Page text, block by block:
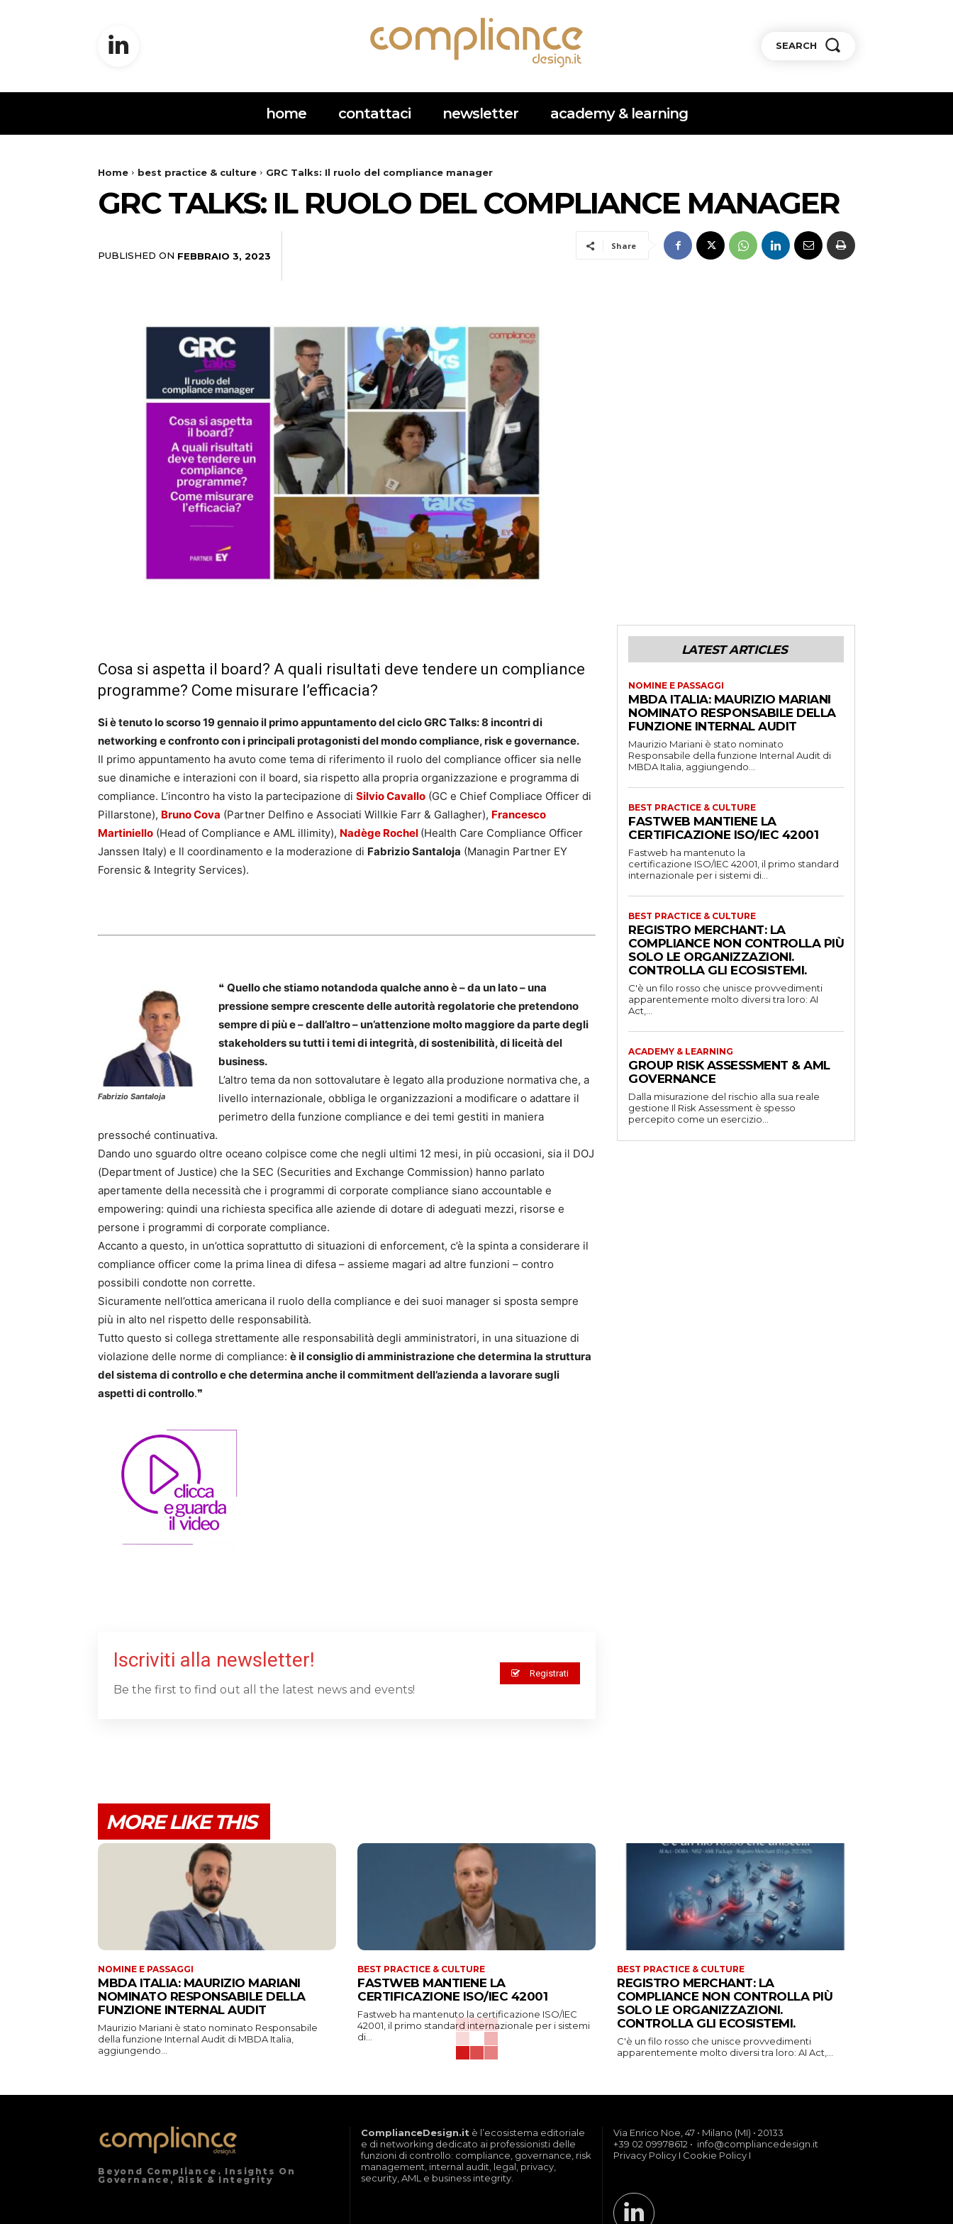
SEARCH
home contattaci newsletter academy & learning
Home best practice & culture GRC Talks: Il ruolo del compliance manager
GRC TALKS: IL RUOLO DEL COMPLIANCE MANAGER
PUBLISHED ON FEBBRAIO 3, 2023
Share
Cosa si aspetta il board? A quali risultati deve tendere un compliance
programme? Come misurare l’efficacia?
Si è tenuto lo scorso 19 gennaio il primo appuntamento del ciclo GRC Talks: 8 incontri di
networking e confronto con i principali protagonisti del mondo compliance, risk e governance.
Il primo appuntamento ha avuto come tema di riferimento il ruolo del compliance officer sia nelle
sue dinamiche e interazioni con il board, sia rispetto alla propria organizzazione e programma di
compliance. L’incontro ha visto la partecipazione di Silvio Cavallo (GC e Chief Compliace Officer di
Pillarstone), Bruno Cova (Partner Delfino e Associati Willkie Farr & Gallagher), Francesco
Martiniello (Head of Compliance e AML illimity), Nadège Rochel (Health Care Compliance Officer
Janssen Italy) e ll coordinamento e la moderazione di Fabrizio Santaloja (Managin Partner EY
Forensic & Integrity Services).
Fabrizio Santaloja
❝ Quello che stiamo notandoda qualche anno è – da un lato – una
pressione sempre crescente delle autorità regolatorie che pretendono
sempre di più e – dall’altro – un’attenzione molto maggiore da parte degli
stakeholders su tutti i temi di integrità, di sostenibilità, di liceità del
business.
L’altro tema da non sottovalutare è legato alla produzione normativa che, a
livello internazionale, obbliga le organizzazioni a modificare o adattare il
perimetro della funzione compliance e dei temi gestiti in maniera
pressoché continuativa.
Dando uno sguardo oltre oceano colpisce come che negli ultimi 12 mesi, in più occasioni, sia il DOJ
(Department of Justice) che la SEC (Securities and Exchange Commission) hanno parlato
apertamente della necessità che i programmi di corporate compliance siano accountable e
empowering: quindi una richiesta specifica alle aziende di dotare di adeguati mezzi, risorse e
persone i programmi di corporate compliance.
Accanto a questo, in un’ottica soprattutto di situazioni di enforcement, c’è la spinta a considerare il
compliance officer come la prima linea di difesa – assieme magari ad altre funzioni – contro
possibili condotte non corrette.
Sicuramente nell’ottica americana il ruolo della compliance e dei suoi manager si sposta sempre
più in alto nel rispetto delle responsabilità.
Tutto questo si collega strettamente alle responsabilità degli amministratori, in una situazione di
violazione delle norme di compliance: è il consiglio di amministrazione che determina la struttura
del sistema di controllo e che determina anche il commitment dell’azienda a lavorare sugli
aspetti di controllo.❞
Iscriviti alla newsletter!
Be the first to find out all the latest news and events!
Registrati
LATEST ARTICLES
NOMINE E PASSAGGI
MBDA ITALIA: MAURIZIO MARIANI
NOMINATO RESPONSABILE DELLA
FUNZIONE INTERNAL AUDIT
Maurizio Mariani è stato nominato
Responsabile della funzione Internal Audit di
MBDA Italia, aggiungendo...
BEST PRACTICE & CULTURE
FASTWEB MANTIENE LA
CERTIFICAZIONE ISO/IEC 42001
Fastweb ha mantenuto la
certificazione ISO/IEC 42001, il primo standard
internazionale per i sistemi di...
BEST PRACTICE & CULTURE
REGISTRO MERCHANT: LA
COMPLIANCE NON CONTROLLA PIÙ
SOLO LE ORGANIZZAZIONI.
CONTROLLA GLI ECOSISTEMI.
C'è un filo rosso che unisce provvedimenti
apparentemente molto diversi tra loro: AI
Act,...
ACADEMY & LEARNING
GROUP RISK ASSESSMENT & AML
GOVERNANCE
Dalla misurazione del rischio alla sua reale
gestione Il Risk Assessment è spesso
percepito come un esercizio...
MORE LIKE THIS
NOMINE E PASSAGGI
MBDA ITALIA: MAURIZIO MARIANI
NOMINATO RESPONSABILE DELLA
FUNZIONE INTERNAL AUDIT
Maurizio Mariani è stato nominato Responsabile
della funzione Internal Audit di MBDA Italia,
aggiungendo...
BEST PRACTICE & CULTURE
FASTWEB MANTIENE LA
CERTIFICAZIONE ISO/IEC 42001
Fastweb ha mantenuto la certificazione ISO/IEC
42001, il primo standard internazionale per i sistemi
di...
BEST PRACTICE & CULTURE
REGISTRO MERCHANT: LA
COMPLIANCE NON CONTROLLA PIÙ
SOLO LE ORGANIZZAZIONI.
CONTROLLA GLI ECOSISTEMI.
C'è un filo rosso che unisce provvedimenti
apparentemente molto diversi tra loro: AI Act,...
Beyond Compliance. Insights On
Governance, Risk & Integrity
ComplianceDesign.it è l’ecosistema editoriale
e di networking dedicato ai professionisti delle
funzioni di controllo: compliance, governance, risk
management, internal audit, legal, privacy,
security, AML e business integrity.
Via Enrico Noe, 47 • Milano (MI) • 20133
+39 02 09978612 • info@compliancedesign.it
Privacy Policy I Cookie Policy I